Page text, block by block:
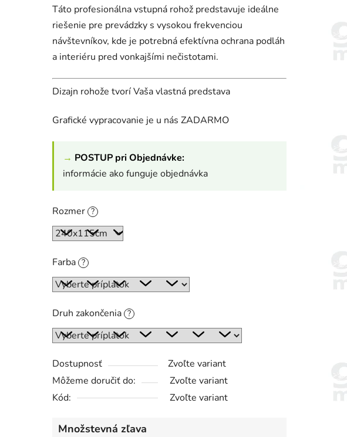
Táto profesionálna vstupná rohož predstavuje ideálne
riešenie pre prevádzky s vysokou frekvenciou
návštevníkov, kde je potrebná efektívna ochrana podláh
a interiéru pred vonkajšími nečistotami.
Dizajn rohože tvorí Vaša vlastná predstava
Grafické vypracovanie je u nás ZADARMO
→ POSTUP pri Objednávke:
informácie ako funguje objednávka
Rozmer ?
Farba ?
Druh zakončenia ?
Dostupnosť
Zvoľte variant
Môžeme doručiť do:
Zvoľte variant
Kód:
Zvoľte variant
Množstevná zľava